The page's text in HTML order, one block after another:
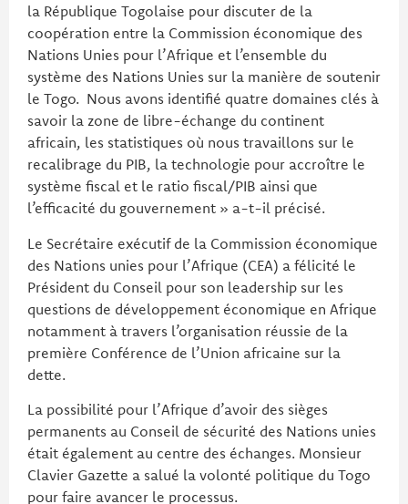
la République Togolaise pour discuter de la
coopération entre la Commission économique des
Nations Unies pour l’Afrique et l’ensemble du
système des Nations Unies sur la manière de soutenir
le Togo. Nous avons identifié quatre domaines clés à
savoir la zone de libre-échange du continent
africain, les statistiques où nous travaillons sur le
recalibrage du PIB, la technologie pour accroître le
système fiscal et le ratio fiscal/PIB ainsi que
l’efficacité du gouvernement » a-t-il précisé.
Le Secrétaire exécutif de la Commission économique
des Nations unies pour l’Afrique (CEA) a félicité le
Président du Conseil pour son leadership sur les
questions de développement économique en Afrique
notamment à travers l’organisation réussie de la
première Conférence de l’Union africaine sur la
dette.
La possibilité pour l’Afrique d’avoir des sièges
permanents au Conseil de sécurité des Nations unies
était également au centre des échanges. Monsieur
Clavier Gazette a salué la volonté politique du Togo
pour faire avancer le processus.